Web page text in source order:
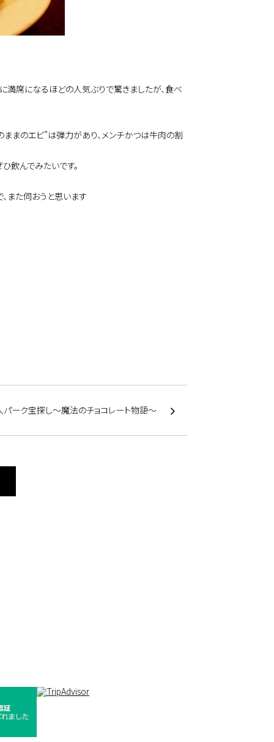
満席になるほどの人気ぶりで驚きましたが、食べ
ままのエビ”は弾力があり、メンチかつは牛肉の割
飲んでみたいです。
また伺おうと思います
パーク宝探し～魔法のチョコレート物語～